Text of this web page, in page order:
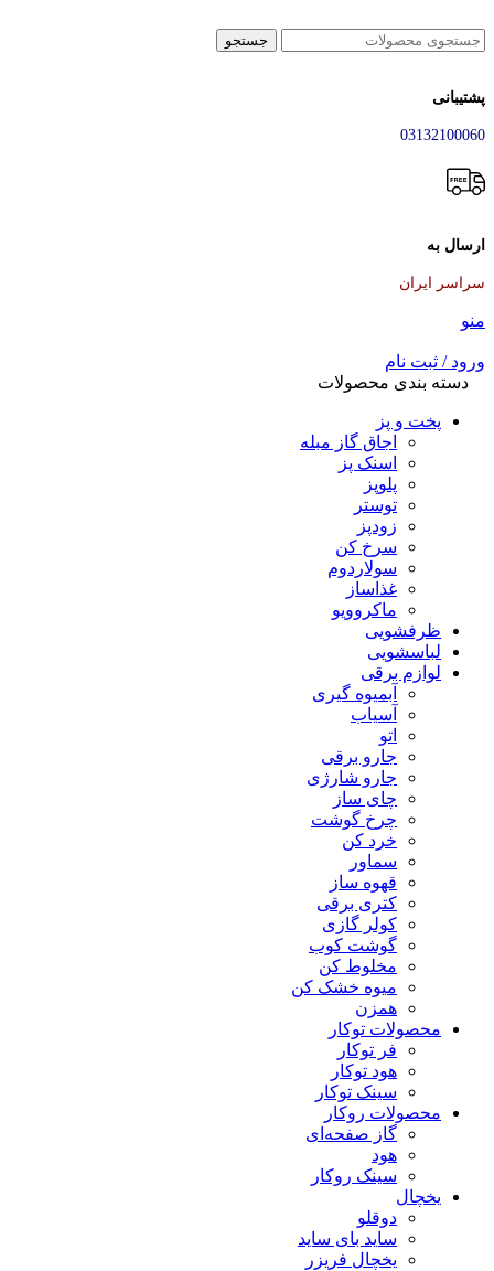
جستجو
پشتیبانی
03132100060
ارسال به
سراسر ایران
منو
ورود / ثبت نام
دسته بندی محصولات
پخت و پز
اجاق گاز مبله
اسنک پز
پلوپز
توستر
زودپز
سرخ کن
سولاردوم
غذاساز
ماکروویو
ظرفشویی
لباسشویی
لوازم برقی
آبمیوه گیری
آسیاب
اتو
جارو برقی
جارو شارژی
چای ساز
چرخ گوشت
خرد کن
سماور
قهوه ساز
کتری برقی
کولر گازی
گوشت کوب
مخلوط کن
میوه خشک کن
همزن
محصولات توکار
فر توکار
هود توکار
سینک توکار
محصولات روکار
گاز صفحه‌ای
هود
سینک روکار
یخچال
دوقلو
ساید بای ساید
یخچال فریزر